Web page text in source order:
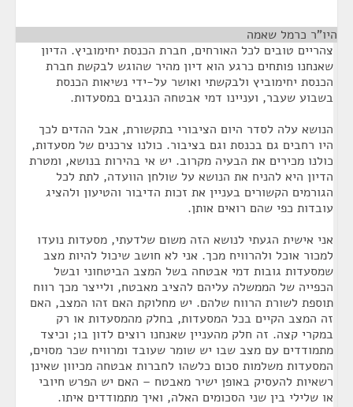
היו"ר כרמל שאמה
צהריים טובים לכל האורחים, חברת הכנסת יחימוביץ. הדיון
שאנחנו פותחים כרגע הוא דיון מהיר שהוגש לבקשת חברת
הכנסת יחימוביץ ולבקשתי ואושר על-ידי נשיאות הכנסת
בשבוע שעבר, ועניינו דמי אבטחה הנגבים במסעדות.
הנושא עלה לסדר היום הציבורי בתקשורת, אבל ההדים לכך
היו רחבים גם בכנסת וגם בציבור. כולנו צרכנים של מסעדות,
כולנו מכירים את הבעיה מקרוב. יש אי בהירות בנושא, ומטרת
הדיון היא להניח את הנושא על שולחן הוועדה, לתת לכל
הגורמים הקשורים בעניין את זכות הדיבור והטיעון ולהציג
עובדות כפי שהם רואים אותן.
אני אישית הגעתי לנושא הזה משום שלדעתי, מסעדות נועדו
למכור אוכל ולהרוויח מכך. אני לא חושב שיכול להיות מצב
שמסעדות גובות דמי אבטחה בשל המצב הביטחוני ובשל
הכפייה של הממשלה עליהם להציב מאבטח, ולייצר מכך רווח
תוספת לשורת הרווח שלהם. יש מחלוקת האם זהו המצב, האם
זה המצב הקיים בכל המסעדות, בחלק מהמסעדות או רק
במקרי קצה. זה חלק מהעניין שאנחנו רוצים לדון בו; וכיצד
מתמודדים עם מצב שבו יש שומר שעובד ומרוויח שכר מסוים,
המסעדות משלמות סכום כלשהו לחברות אבטחה מכיוון שאינן
רשאיות להעסיק באופן ישיר מאבטח – האם יש הפרש חיובי
או שלילי בין שני הסכומים האלה, ואיך מתמודדים איתו.